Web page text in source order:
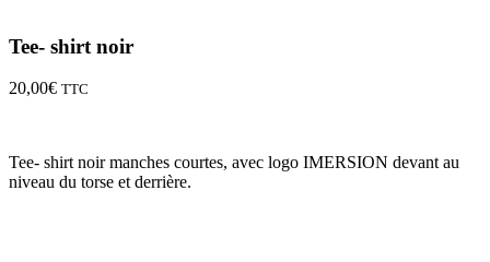
Tee- shirt noir
20,00€ TTC
Tee- shirt noir manches courtes, avec logo IMERSION devant au
niveau du torse et derrière.